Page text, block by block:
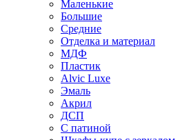
Маленькие
Большие
Средние
Отделка и материал
МДФ
Пластик
Alvic Luxe
Эмаль
Акрил
ДСП
С патиной